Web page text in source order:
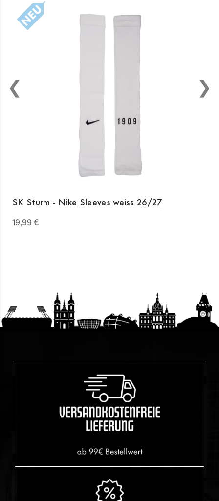
SK Sturm - Nike Sleeves weiss 26/27
19,99 €